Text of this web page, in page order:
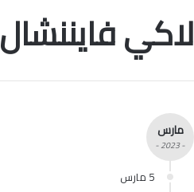
لاكي فايننشال
مارس
- 2023 -
5 مارس